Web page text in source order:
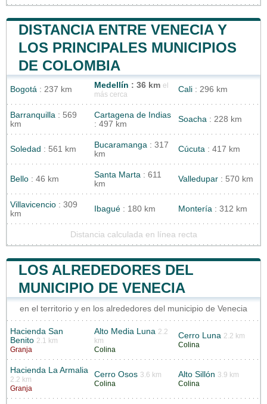
DISTANCIA ENTRE VENECIA Y
LOS PRINCIPALES MUNICIPIOS
DE COLOMBIA
Bogotá : 237 km Medellín : 36 km el
más cerca
Cali : 296 km
Barranquilla : 569
km
Cartagena de Indias
: 497 km
Soacha : 228 km
Soledad : 561 km Bucaramanga : 317
km
Cúcuta : 417 km
Bello : 46 km Santa Marta : 611
km
Valledupar : 570 km
Villavicencio : 309
km
Ibagué : 180 km Montería : 312 km
Distancia calculada en línea recta
LOS ALREDEDORES DEL
MUNICIPIO DE VENECIA
en el territorio y en los alrededores del municipio de Venecia
Hacienda San
Benito 2.1 km
Granja
Alto Media Luna 2.2
km
Colina
Cerro Luna 2.2 km
Colina
Hacienda La Armalia
2.2 km
Granja
Cerro Osos 3.6 km
Colina
Alto Sillón 3.9 km
Colina